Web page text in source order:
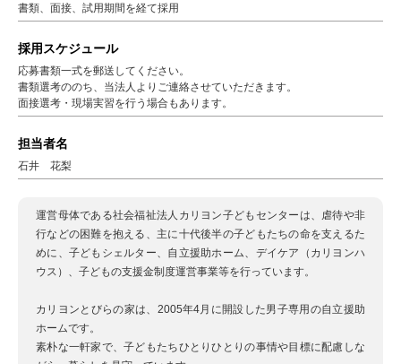
書類、面接、試用期間を経て採用
採用スケジュール
応募書類一式を郵送してください。
書類選考ののち、当法人よりご連絡させていただきます。
面接選考・現場実習を行う場合もあります。
担当者名
石井 花梨
運営母体である社会福祉法人カリヨン子どもセンターは、虐待や非
行などの困難を抱える、主に十代後半の子どもたちの命を支えるた
めに、子どもシェルター、自立援助ホーム、デイケア（カリヨンハ
ウス）、子どもの支援金制度運営事業等を行っています。
カリヨンとびらの家は、2005年4月に開設した男子専用の自立援助
ホームです。
素朴な一軒家で、子どもたちひとりひとりの事情や目標に配慮しな